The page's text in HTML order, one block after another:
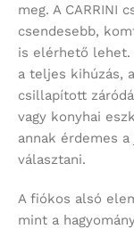
meg. A CARRINI
csendesebb,
is elérhető
a teljes kihúzás,
csillapított
vagy konyhai
annak érdemes
választani.
A fiókos alsó
mint a